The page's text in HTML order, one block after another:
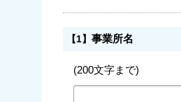
【1】 事業所名
(200文字まで)